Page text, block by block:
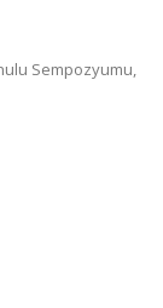
Sempozyumu,